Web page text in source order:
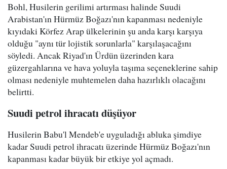
Bohl, Husilerin gerilimi artırması halinde Suudi
Arabistan'ın Hürmüz Boğazı'nın kapanması nedeniyle
kıyıdaki Körfez Arap ülkelerinin şu anda karşı karşıya
olduğu "aynı tür lojistik sorunlarla" karşılaşacağını
söyledi. Ancak Riyad'ın Ürdün üzerinden kara
güzergahlarına ve hava yoluyla taşıma seçeneklerine sahip
olması nedeniyle muhtemelen daha hazırlıklı olacağını
belirtti.
Suudi petrol ihracatı düşüyor
Husilerin Babu'l Mendeb'e uyguladığı abluka şimdiye
kadar Suudi petrol ihracatı üzerinde Hürmüz Boğazı'nın
kapanması kadar büyük bir etkiye yol açmadı.